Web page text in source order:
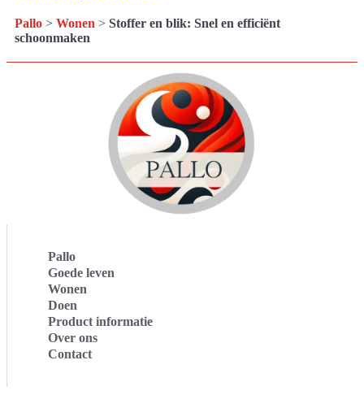
Pallo > Wonen > Stoffer en blik: Snel en efficiënt
schoonmaken
Pallo
Goede leven
Wonen
Doen
Product informatie
Over ons
Contact